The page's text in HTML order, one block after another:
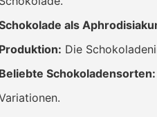
als
Produktion: Die
Beliebte Schokoladensorten: